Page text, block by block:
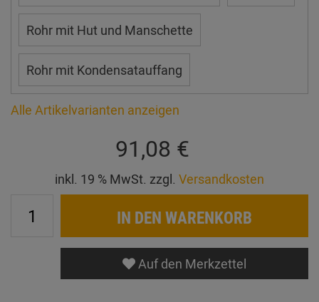
Rohr mit Hut und Manschette
Rohr mit Kondensatauffang
Alle Artikelvarianten anzeigen
91,08 €
inkl. 19 % MwSt. zzgl. Versandkosten
IN DEN WARENKORB
Auf den Merkzettel